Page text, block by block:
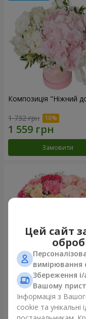
Композиція "Ніжний
1 732 грн
Замовити
Квіти в коробці
2 066 грн
Цей сайт
вимірювання
Збереження
Вашому
Інформація з
cookie та унікальні